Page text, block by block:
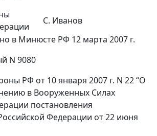
С. Иванов
в Минюсте РФ 12 марта 2007 г.
N 9080
РФ от 10 января 2007 г. N 22 “О
в Вооруженных Силах
постановления
Федерации от 22 июня